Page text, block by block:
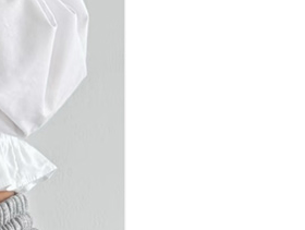
冊。若發現惡意使用之情
之使用額度並採取法律行